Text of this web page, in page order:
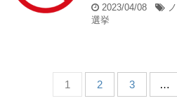
2023/04/08
選挙
1 2 3 …